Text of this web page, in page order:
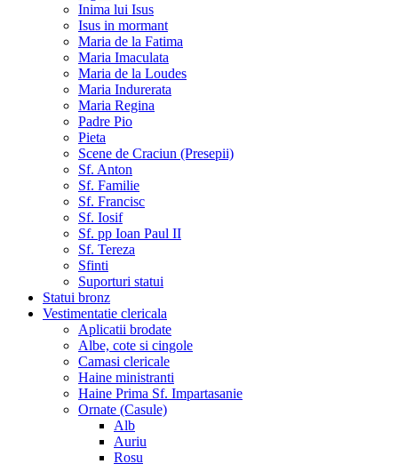
Inima lui Isus
Isus in mormant
Maria de la Fatima
Maria Imaculata
Maria de la Loudes
Maria Indurerata
Maria Regina
Padre Pio
Pieta
Scene de Craciun (Presepii)
Sf. Anton
Sf. Familie
Sf. Francisc
Sf. Iosif
Sf. pp Ioan Paul II
Sf. Tereza
Sfinti
Suporturi statui
Statui bronz
Vestimentatie clericala
Aplicatii brodate
Albe, cote si cingole
Camasi clericale
Haine ministranti
Haine Prima Sf. Impartasanie
Ornate (Casule)
Alb
Auriu
Rosu